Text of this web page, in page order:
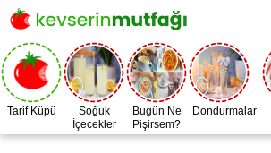
Tarif Küpü
Soğuk
İçecekler
Bugün Ne
Pişirsem?
Dondurmalar